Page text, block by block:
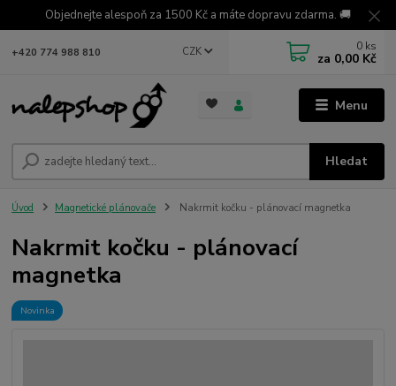
Objednejte alespoň za 1500 Kč a máte dopravu zdarma. 🚚
Menu
CZK
Hledat
+420 774 988 810 0 ks
za 0,00 Kč
Úvod Magnetické plánovače Nakrmit kočku - plánovací magnetka
Nakrmit kočku - plánovací
magnetka
Novinka